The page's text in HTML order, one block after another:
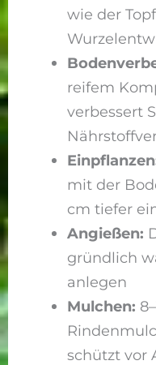
wie der
reifem
verbessert
mit der
cm tiefer
Angießen:
gründlich
anlegen
Mulchen:
schützt vor